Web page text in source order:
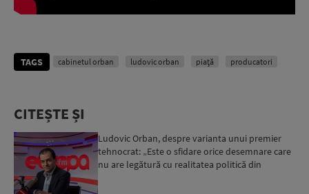
TAGS cabinetul orban ludovic orban piaţă producatori
CITEȘTE ȘI
Ludovic Orban, despre varianta unui premier
tehnocrat: „Este o sfidare orice desemnare care
nu are legătură cu realitatea politică din